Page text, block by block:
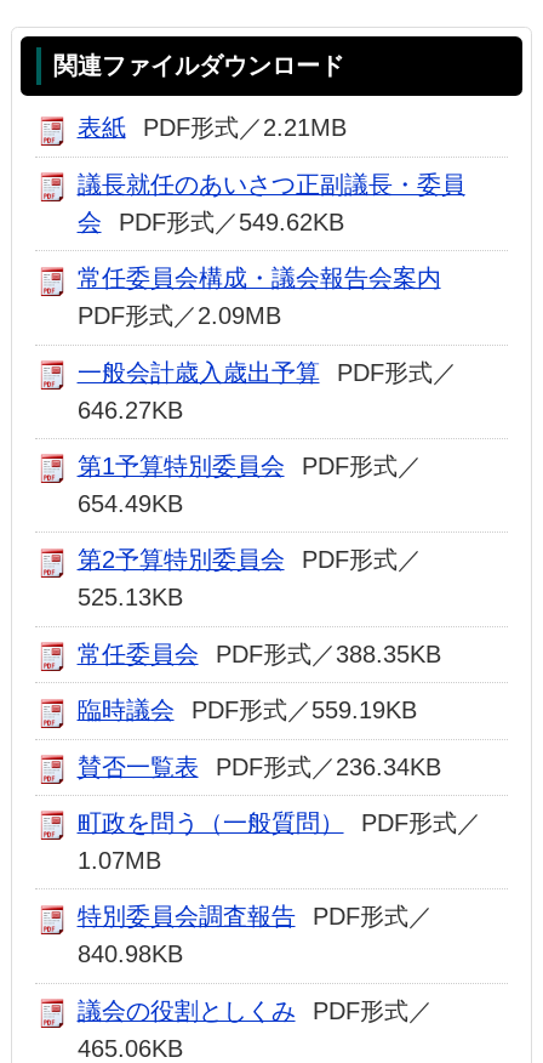
関連ファイルダウンロード
表紙 PDF形式／2.21MB
議長就任のあいさつ正副議長・委員
会
PDF形式／549.62KB
常任委員会構成・議会報告会案内
PDF形式／2.09MB
一般会計歳入歳出予算
PDF形式／
646.27KB
第1予算特別委員会
PDF形式／
654.49KB
第2予算特別委員会
PDF形式／
525.13KB
常任委員会 PDF形式／388.35KB
臨時議会 PDF形式／559.19KB
賛否一覧表 PDF形式／236.34KB
町政を問う（一般質問）
PDF形式／
1.07MB
特別委員会調査報告
PDF形式／
840.98KB
議会の役割としくみ
PDF形式／
465.06KB